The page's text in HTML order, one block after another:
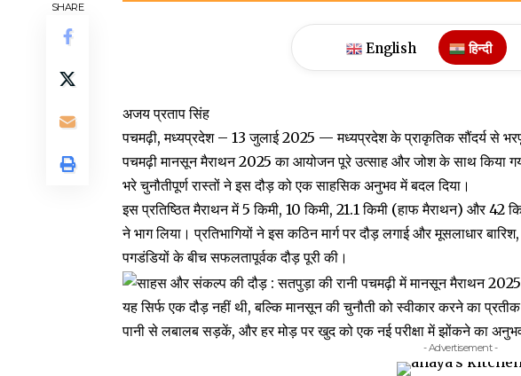
SHARE
English हिन्दी
अजय प्रताप सिंह
पचमढ़ी, मध्यप्रदेश – 13 जुलाई 2025 — मध्यप्रदेश के प्राकृतिक सौंदर्य से
पचमढ़ी मानसून मैराथन 2025 का आयोजन पूरे उत्साह और जोश के साथ किया
भरे चुनौतीपूर्ण रास्तों ने इस दौड़ को एक साहसिक अनुभव में बदल दिया।
इस प्रतिष्ठित मैराथन में 5 किमी, 10 किमी, 21.1 किमी (हाफ मैराथन) और 42
ने भाग लिया। प्रतिभागियों ने इस कठिन मार्ग पर दौड़ लगाई और मूसलाधार
पगडंडियों के बीच सफलतापूर्वक दौड़ पूरी की।
यह सिर्फ एक दौड़ नहीं थी, बल्कि मानसून की चुनौती को स्वीकार करने का
पानी से लबालब सड़कें, और हर मोड़ पर खुद को एक नई परीक्षा में झोंकने का
- Advertisement -